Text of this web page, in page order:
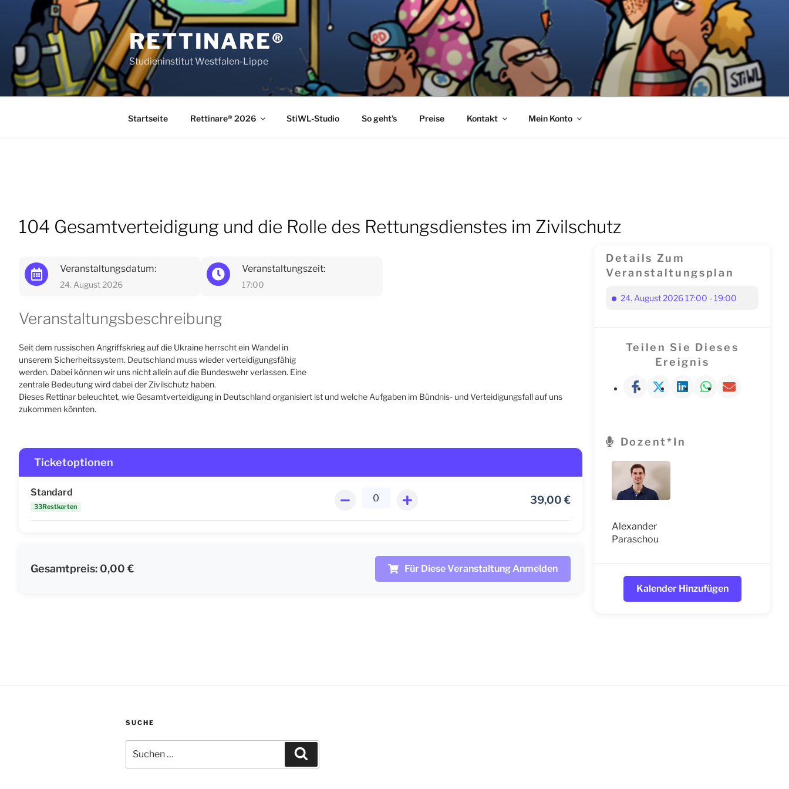
springen
RETTINARE®
Studieninstitut Westfalen-Lippe
Startseite Rettinare® 2026 StiWL-Studio So geht’s Preise Kontakt Mein Konto
104 Gesamtverteidigung und die Rolle des Rettungsdienstes im Zivilschutz
Veranstaltungsdatum:
24. August 2026
Veranstaltungszeit:
17:00
Veranstaltungsbeschreibung
Seit dem russischen Angriffskrieg auf die Ukraine herrscht ein Wandel in
unserem Sicherheitssystem. Deutschland muss wieder verteidigungsfähig
werden. Dabei können wir uns nicht allein auf die Bundeswehr verlassen. Eine
zentrale Bedeutung wird dabei der Zivilschutz haben.
Dieses Rettinar beleuchtet, wie Gesamtverteidigung in Deutschland organisiert ist und welche Aufgaben im Bündnis- und Verteidigungsfall auf uns
zukommen könnten.
Ticketoptionen
Standard
33Restkarten
39,00 €
Gesamtpreis: 0,00 € Für Diese Veranstaltung Anmelden
Details Zum
Veranstaltungsplan
24. August 2026 17:00 - 19:00
Teilen Sie Dieses
Ereignis
Dozent*in
Alexander
Paraschou
Kalender Hinzufügen
SUCHE
nach: